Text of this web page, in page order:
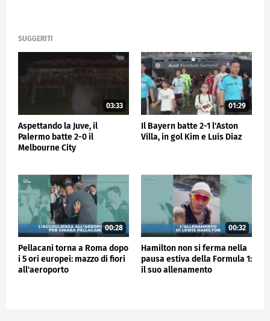
SUGGERITI
03:33
Aspettando la Juve, il
Palermo batte 2-0 il
Melbourne City
01:29
Il Bayern batte 2-1 l'Aston
Villa, in gol Kim e Luis Diaz
00:28
Pellacani torna a Roma dopo
i 5 ori europei: mazzo di fiori
all'aeroporto
00:32
Hamilton non si ferma nella
pausa estiva della Formula 1:
il suo allenamento